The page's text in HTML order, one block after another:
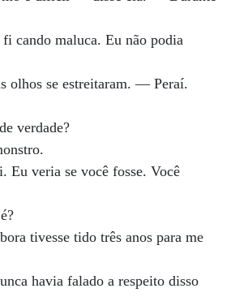
fi cando maluca. Eu não podia
se estreitaram. — Peraí.
verdade?
Eu veria se você fosse. Você
tivesse tido três anos para me
havia falado a respeito disso